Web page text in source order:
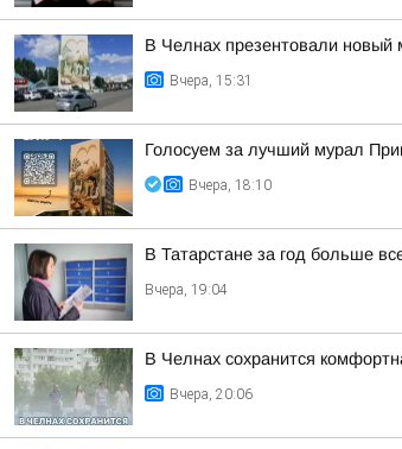
В Челнах презентовали
Вчера, 15:31
Голосуем за лучший мурал
Вчера, 18:10
В Татарстане за год больше
Вчера, 19:04
В Челнах сохранится
Вчера, 20:06